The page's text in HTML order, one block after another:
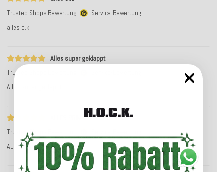
Trusted Shops Bewertung
Service-Bewertung
alles o.k.
Alles super geklappt
Trusted Shops Bewertung
Alles super geklappt
ALLES PRIMA!!!
Trusted Shops Bewertung
ALLES PRIMA!!!